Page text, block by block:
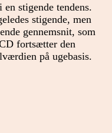
stigende tendens.
stigende, men
gennemsnit, som
fortsætter den
på ugebasis.